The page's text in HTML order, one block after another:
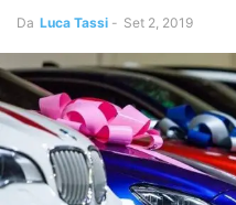
Da Luca Tassi - Set 2, 2019